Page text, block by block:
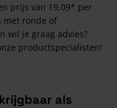
prijs van 19,09* per
met ronde of
wil je graag advies?
productspecialisten!
als